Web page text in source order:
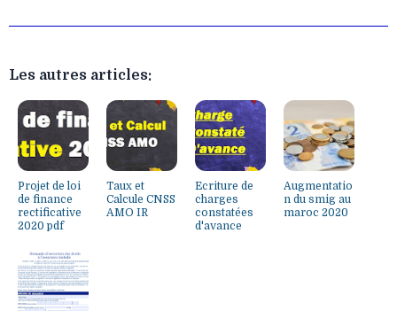
Les autres articles:
Projet de loi
de finance
rectificative
2020 pdf
Taux et
Calcule CNSS
AMO IR
Ecriture de
charges
constatées
d'avance
Augmentatio
n du smig au
maroc 2020